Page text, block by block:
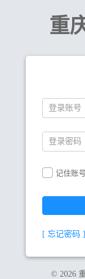
重
记住账号
[ 忘记密码 ]
© 2026